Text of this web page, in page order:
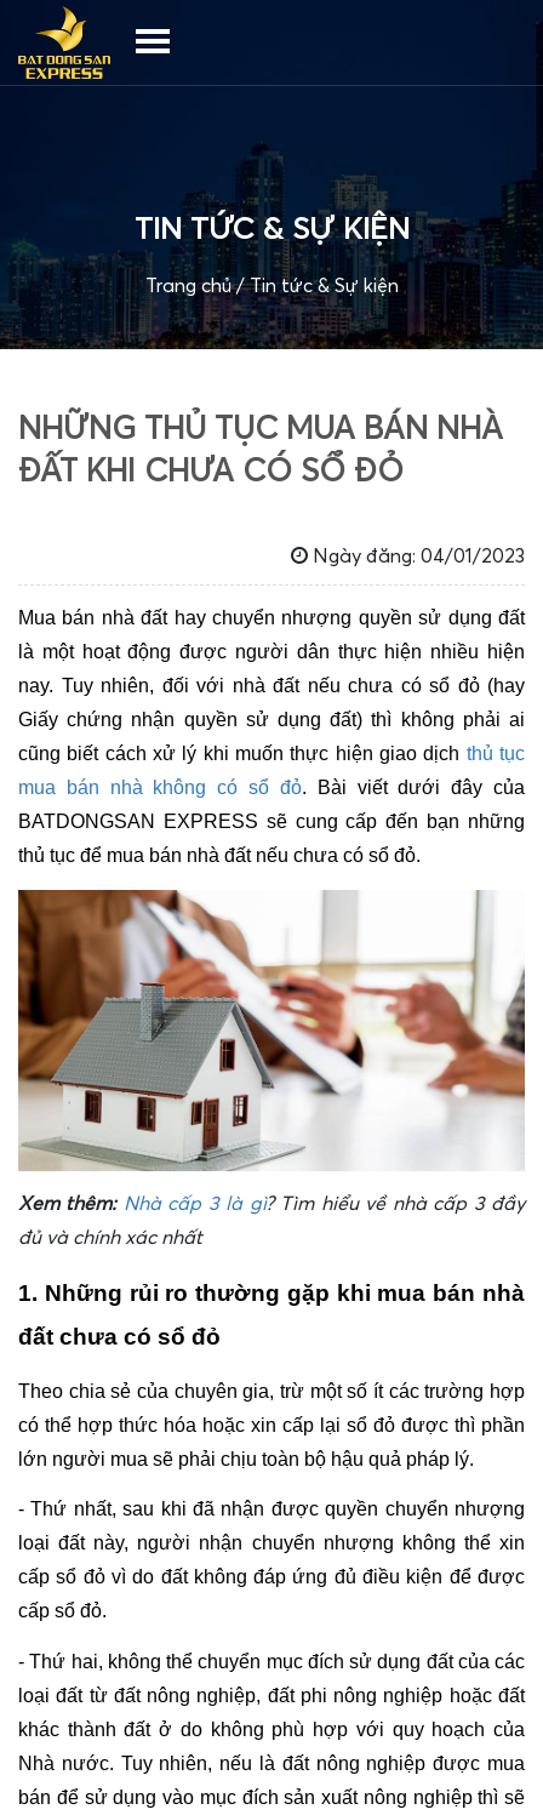
TIN TỨC & SỰ KIỆN
Trang chủ/Tin tức & Sự kiện
NHỮNG THỦ TỤC MUA BÁN NHÀ
ĐẤT KHI CHƯA CÓ SỔ ĐỎ
Ngày đăng: 04/01/2023
Mua bán nhà đất hay chuyển nhượng quyền sử dụng đất
là một hoạt động được người dân thực hiện nhiều hiện
nay. Tuy nhiên, đối với nhà đất nếu chưa có sổ đỏ (hay
Giấy chứng nhận quyền sử dụng đất) thì không phải ai
cũng biết cách xử lý khi muốn thực hiện giao dịch thủ tục
mua bán nhà không có sổ đỏ. Bài viết dưới đây của
BATDONGSAN EXPRESS sẽ cung cấp đến bạn những
thủ tục để mua bán nhà đất nếu chưa có sổ đỏ.
​Xem thêm: Nhà cấp 3 là gì? Tìm hiểu về nhà cấp 3 đầy
đủ và chính xác nhất
1. Những rủi ro thường gặp khi mua bán nhà
đất chưa có sổ đỏ
Theo chia sẻ của chuyên gia, trừ một số ít các trường hợp
có thể hợp thức hóa hoặc xin cấp lại sổ đỏ được thì phần
lớn người mua sẽ phải chịu toàn bộ hậu quả pháp lý.
- Thứ nhất, sau khi đã nhận được quyền chuyển nhượng
loại đất này, người nhận chuyển nhượng không thể xin
cấp sổ đỏ vì do đất không đáp ứng đủ điều kiện để được
cấp sổ đỏ.
- Thứ hai, không thể chuyển mục đích sử dụng đất của các
loại đất từ đất nông nghiệp, đất phi nông nghiệp hoặc đất
khác thành đất ở do không phù hợp với quy hoạch của
Nhà nước. Tuy nhiên, nếu là đất nông nghiệp được mua
bán để sử dụng vào mục đích sản xuất nông nghiệp thì sẽ